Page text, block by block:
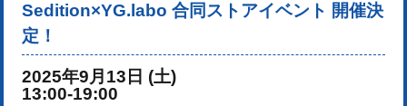
Sedition×YG.labo 合同ストアイベント 開催決
定！
2025年9月13日 (土)
13:00-19:00